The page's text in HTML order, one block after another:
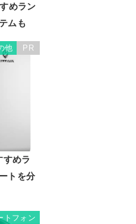
めラン
ムも
他 PR
すめラ
トを分
トフォン